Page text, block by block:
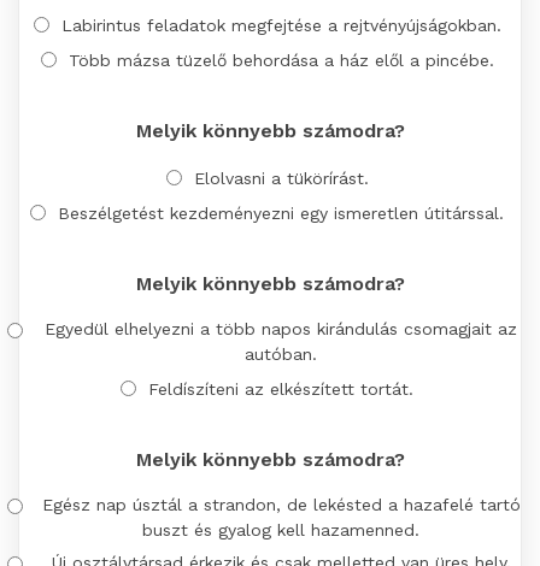
Labirintus feladatok megfejtése a rejtvényújságokban.
Több mázsa tüzelő behordása a ház elől a pincébe.
Melyik könnyebb számodra?
Elolvasni a tükörírást.
Beszélgetést kezdeményezni egy ismeretlen útitárssal.
Melyik könnyebb számodra?
Egyedül elhelyezni a több napos kirándulás csomagjait az
autóban.
Feldíszíteni az elkészített tortát.
Melyik könnyebb számodra?
Egész nap úsztál a strandon, de lekésted a hazafelé tartó
buszt és gyalog kell hazamenned.
Új osztálytársad érkezik és csak melletted van üres hely,